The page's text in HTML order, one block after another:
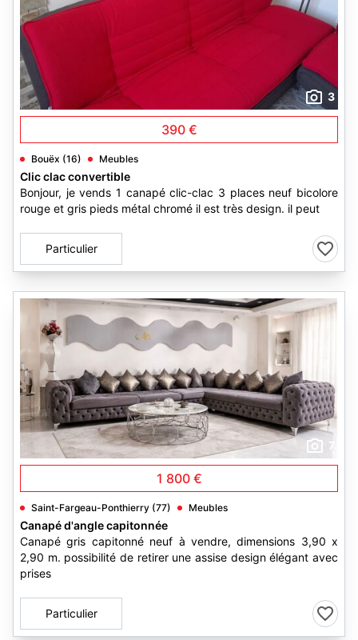
3
390 €
Bouëx (16) Meubles
Clic clac convertible
Bonjour, je vends 1 canapé clic-clac 3 places neuf bicolore
rouge et gris pieds métal chromé il est très design. il peut
Particulier
7
1 800 €
Saint-Fargeau-Ponthierry (77) Meubles
Canapé d'angle capitonnée
Canapé gris capitonné neuf à vendre, dimensions 3,90 x
2,90 m. possibilité de retirer une assise design élégant avec
prises
Particulier